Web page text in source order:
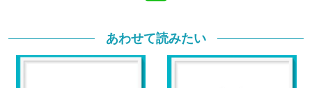
あわせて読みたい